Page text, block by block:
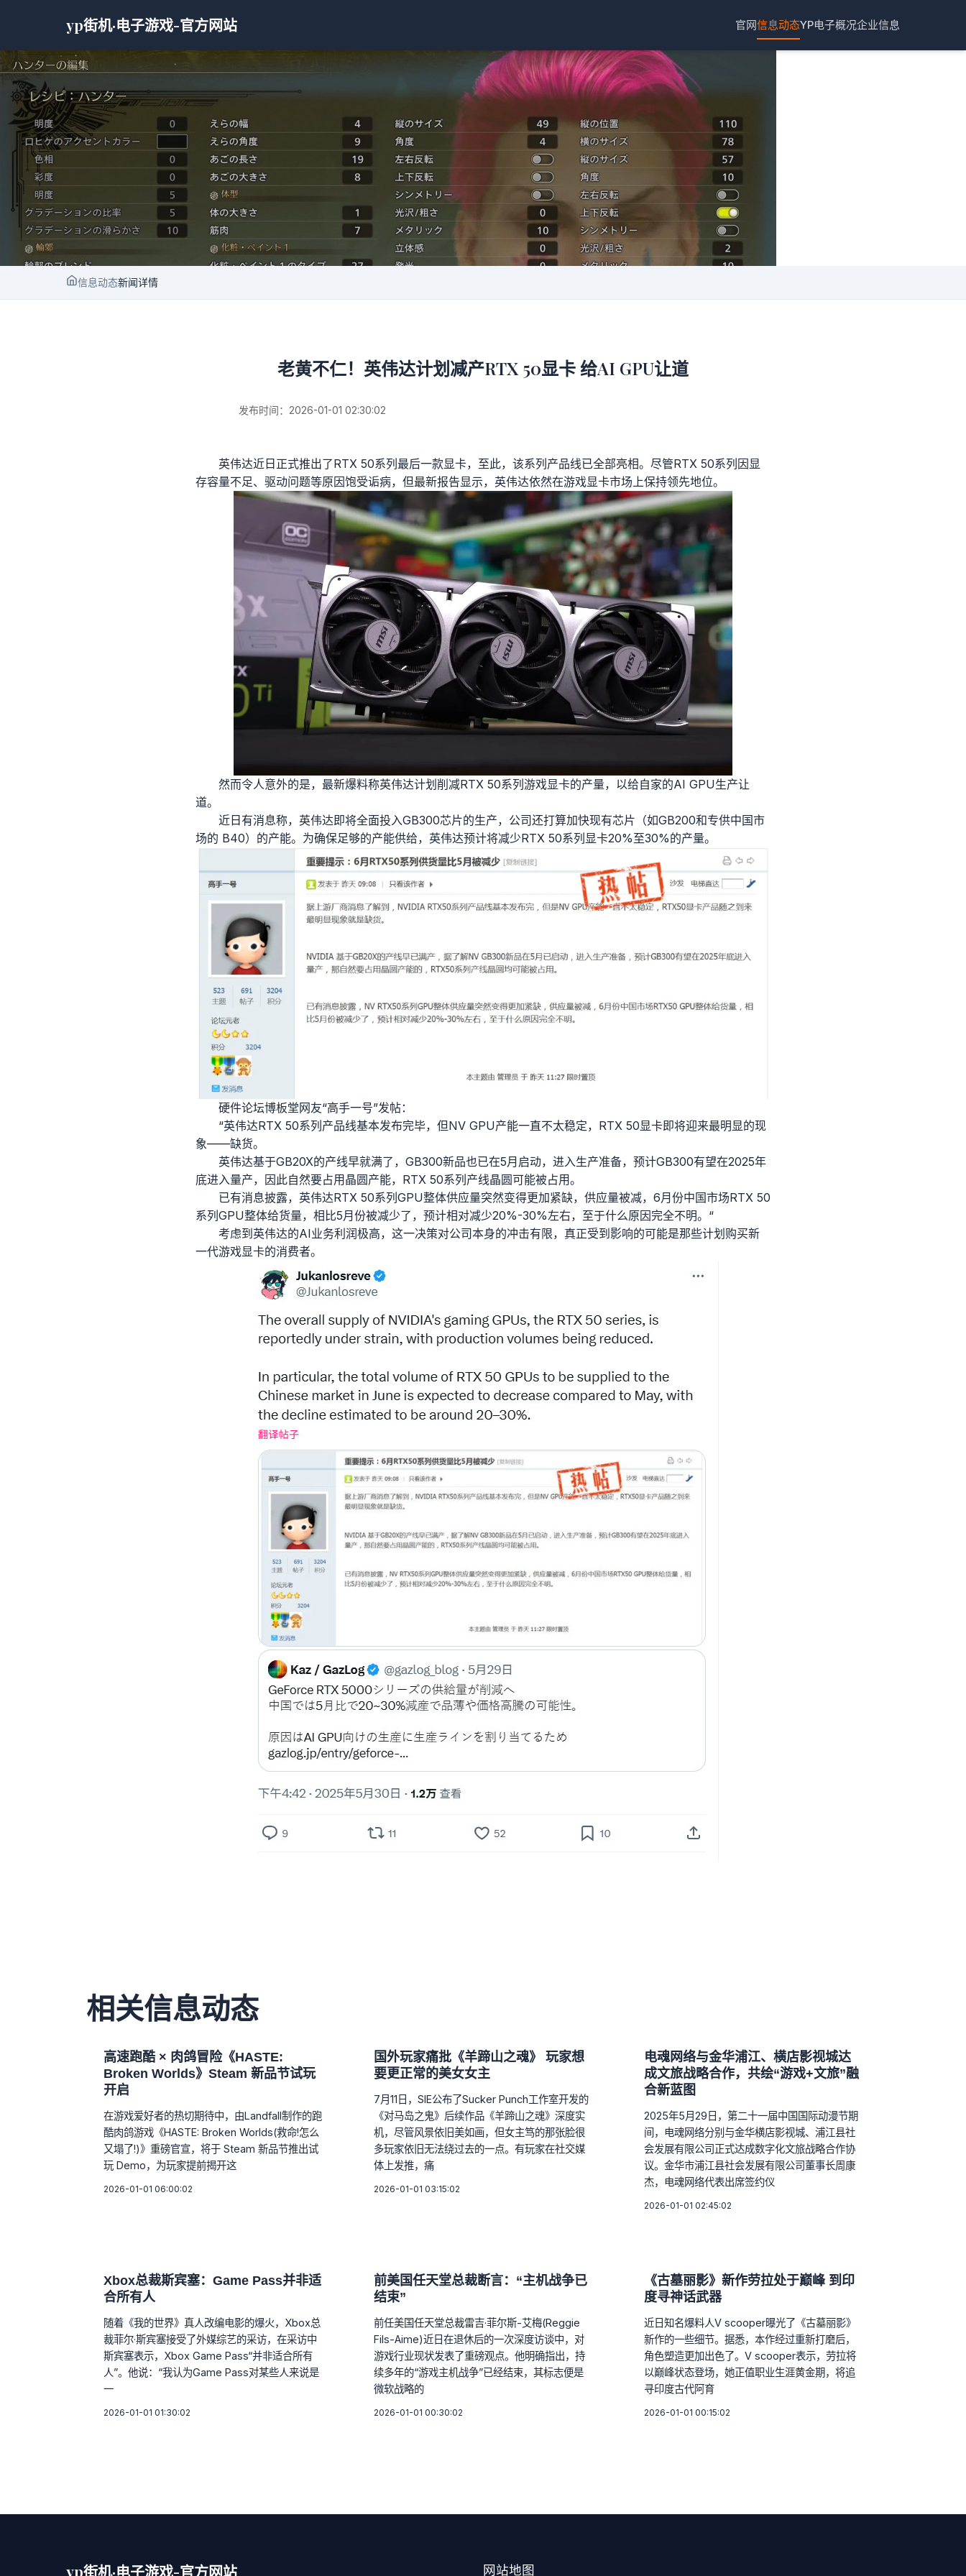
yp街机·电子游戏-官方网站 官网信息动态YP电子概况企业信息
信息动态新闻详情
老黄不仁！英伟达计划减产RTX 50显卡 给AI GPU让道
发布时间：2026-01-01 02:30:02
英伟达近日正式推出了RTX 50系列最后一款显卡，至此，该系列产品线已全部亮相。尽管RTX 50系列因显
存容量不足、驱动问题等原因饱受诟病，但最新报告显示，英伟达依然在游戏显卡市场上保持领先地位。
然而令人意外的是，最新爆料称英伟达计划削减RTX 50系列游戏显卡的产量，以给自家的AI GPU生产让
道。
近日有消息称，英伟达即将全面投入GB300芯片的生产，公司还打算加快现有芯片（如GB200和专供中国市
场的 B40）的产能。为确保足够的产能供给，英伟达预计将减少RTX 50系列显卡20%至30%的产量。
硬件论坛博板堂网友“高手一号”发帖：
“英伟达RTX 50系列产品线基本发布完毕，但NV GPU产能一直不太稳定，RTX 50显卡即将迎来最明显的现
象——缺货。
英伟达基于GB20X的产线早就满了，GB300新品也已在5月启动，进入生产准备，预计GB300有望在2025年
底进入量产，因此自然要占用晶圆产能，RTX 50系列产线晶圆可能被占用。
已有消息披露，英伟达RTX 50系列GPU整体供应量突然变得更加紧缺，供应量被减，6月份中国市场RTX 50
系列GPU整体给货量，相比5月份被减少了，预计相对减少20%-30%左右，至于什么原因完全不明。“
考虑到英伟达的AI业务利润极高，这一决策对公司本身的冲击有限，真正受到影响的可能是那些计划购买新
一代游戏显卡的消费者。
相关信息动态
高速跑酷 × 肉鸽冒险《HASTE:
Broken Worlds》Steam 新品节试玩
开启
在游戏爱好者的热切期待中，由Landfall制作的跑
酷肉鸽游戏《HASTE: Broken Worlds(救命!怎么
又塌了!)》重磅官宣，将于 Steam 新品节推出试
玩 Demo，为玩家提前揭开这
2026-01-01 06:00:02
国外玩家痛批《羊蹄山之魂》 玩家想
要更正常的美女女主
7月11日，SIE公布了Sucker Punch工作室开发的
《对马岛之鬼》后续作品《羊蹄山之魂》深度实
机，尽管风景依旧美如画，但女主笃的那张脸很
多玩家依旧无法绕过去的一点。有玩家在社交媒
体上发推，痛
2026-01-01 03:15:02
电魂网络与金华浦江、横店影视城达
成文旅战略合作，共绘“游戏+文旅”融
合新蓝图
2025年5月29日，第二十一届中国国际动漫节期
间，电魂网络分别与金华横店影视城、浦江县社
会发展有限公司正式达成数字化文旅战略合作协
议。金华市浦江县社会发展有限公司董事长周康
杰，电魂网络代表出席签约仪
2026-01-01 02:45:02
Xbox总裁斯宾塞：Game Pass并非适
合所有人
随着《我的世界》真人改编电影的爆火，Xbox总
裁菲尔·斯宾塞接受了外媒综艺的采访，在采访中
斯宾塞表示，Xbox Game Pass“并非适合所有
人”。他说：“我认为Game Pass对某些人来说是
一
2026-01-01 01:30:02
前美国任天堂总裁断言：“主机战争已
结束”
前任美国任天堂总裁雷吉·菲尔斯-艾梅(Reggie
Fils-Aime)近日在退休后的一次深度访谈中，对
游戏行业现状发表了重磅观点。他明确指出，持
续多年的“游戏主机战争”已经结束，其标志便是
微软战略的
2026-01-01 00:30:02
《古墓丽影》新作劳拉处于巅峰 到印
度寻神话武器
近日知名爆料人V scooper曝光了《古墓丽影》
新作的一些细节。据悉，本作经过重新打磨后，
角色塑造更加出色了。V scooper表示，劳拉将
以巅峰状态登场，她正值职业生涯黄金期，将追
寻印度古代阿育
2026-01-01 00:15:02
yp街机·电子游戏-官方网站 网站地图